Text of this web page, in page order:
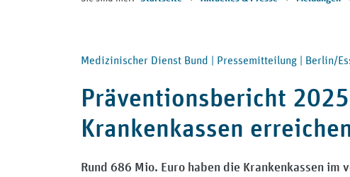
Medizinischer Dienst Bund | Pressemitteilung | Berlin/
Präventionsbericht
Krankenkassen
Rund 686 Mio. Euro haben die Krankenkassen im